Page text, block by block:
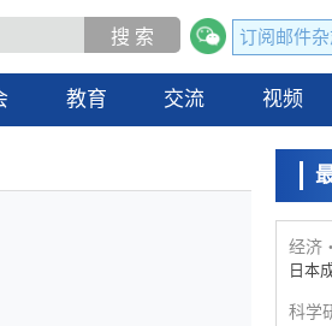
教育 交流 视频
订阅邮件
政策
日本
促进
用于
科学
开发
网络
经济
日本
科学